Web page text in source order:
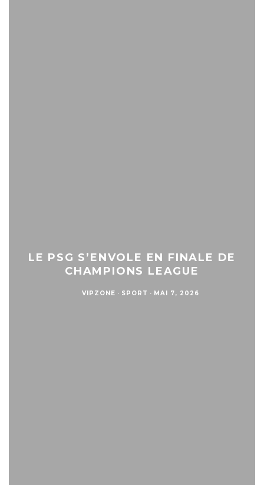
LE PSG S’ENVOLE EN FINALE DE
CHAMPIONS LEAGUE
VIPZONE · SPORT · MAI 7, 2026